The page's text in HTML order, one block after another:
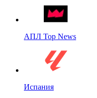
АПЛ Top News
Испания